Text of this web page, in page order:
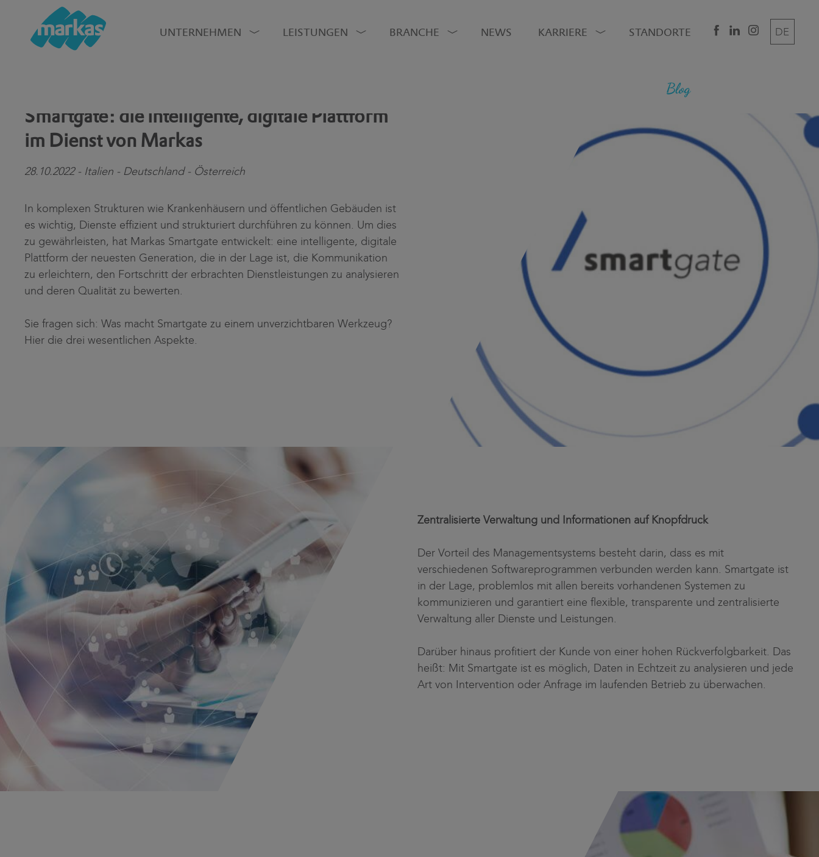
DE
IT
EN
UNTERNEHMEN LEISTUNGEN BRANCHE NEWS KARRIERE STANDORTE
Smartgate: die intelligente, digitale Plattform
im Dienst von Markas
28.10.2022 - Italien - Deutschland - Österreich
In komplexen Strukturen wie Krankenhäusern und öffentlichen Gebäuden ist
es wichtig, Dienste effizient und strukturiert durchführen zu können. Um dies
zu gewährleisten, hat Markas Smartgate entwickelt: eine intelligente, digitale
Plattform der neuesten Generation, die in der Lage ist, die Kommunikation
zu erleichtern, den Fortschritt der erbrachten Dienstleistungen zu analysieren
und deren Qualität zu bewerten.
Sie fragen sich: Was macht Smartgate zu einem unverzichtbaren Werkzeug?
Hier die drei wesentlichen Aspekte.
Zentralisierte Verwaltung und Informationen auf Knopfdruck
Der Vorteil des Managementsystems besteht darin, dass es mit
verschiedenen Softwareprogrammen verbunden werden kann. Smartgate ist
in der Lage, problemlos mit allen bereits vorhandenen Systemen zu
kommunizieren und garantiert eine flexible, transparente und zentralisierte
Verwaltung aller Dienste und Leistungen.
Darüber hinaus profitiert der Kunde von einer hohen Rückverfolgbarkeit. Das
heißt: Mit Smartgate ist es möglich, Daten in Echtzeit zu analysieren und jede
Art von Intervention oder Anfrage im laufenden Betrieb zu überwachen.